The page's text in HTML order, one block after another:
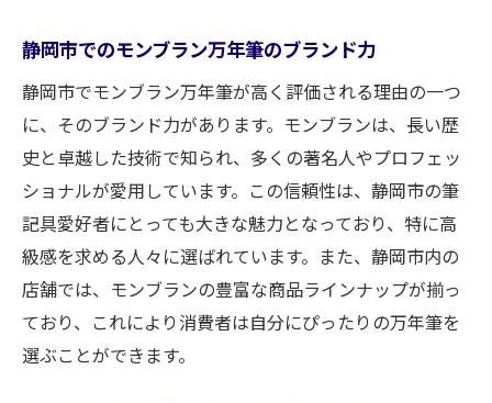
静岡市でのモンブラン万年筆のブランド力
静岡市でモンブラン万年筆が高く評価される理由の一つ
に、そのブランド力があります。モンブランは、長い歴
史と卓越した技術で知られ、多くの著名人やプロフェッ
ショナルが愛用しています。この信頼性は、静岡市の筆
記具愛好者にとっても大きな魅力となっており、特に高
級感を求める人々に選ばれています。また、静岡市内の
店舗では、モンブランの豊富な商品ラインナップが揃っ
ており、これにより消費者は自分にぴったりの万年筆を
選ぶことができます。